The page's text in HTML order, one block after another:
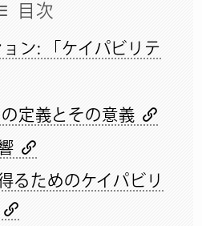
目次
ン: 「ケイパビリテ
定義とその意義
るためのケイパビリ